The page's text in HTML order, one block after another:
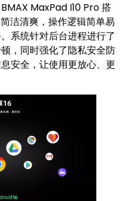
MaxPad I10 Pro 搭
洁清爽，操作逻辑简单易
系统针对后台进程进行了
，同时强化了隐私安全防
安全，让使用更放心、更